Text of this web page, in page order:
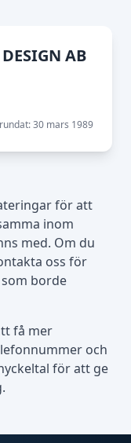
AB
30 mars 1989
för att
inom
med. Om du
oss för
borde
få mer
och
för att ge